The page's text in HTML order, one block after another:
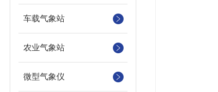
车载气象站
农业气象站
微型气象仪